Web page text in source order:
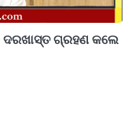
ଦରଖାସ୍ତ ଗ୍ରହଣ କଲେ